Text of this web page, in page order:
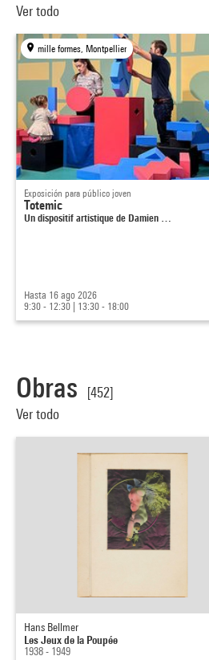
Ver todo
mille formes, Montpellier
Exposición para público joven
Totemic
Un dispositif artistique de Damien …
Hasta 16 ago 2026
9:30 - 12:30
13:30 - 18:00
Obras
[452]
Ver todo
Hans Bellmer
Les Jeux de la Poupée
1938 - 1949